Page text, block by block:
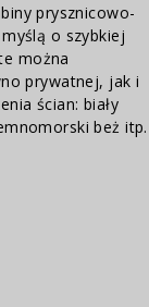
prysznicowo-
o szybkiej
można
prywatnej, jak i
ścian: biały
beż itp.